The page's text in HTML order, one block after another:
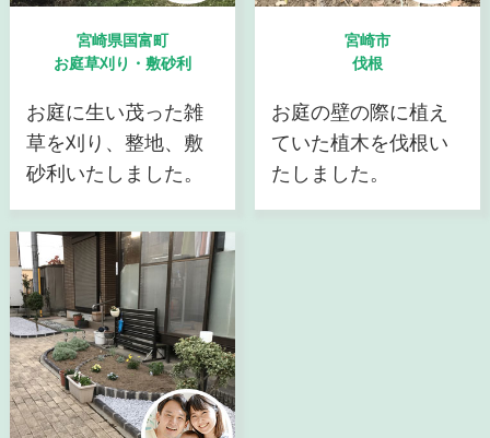
宮崎県国富町
お庭草刈り・敷砂利
お庭に生い茂った雑
草を刈り、整地、敷
砂利いたしました。
宮崎市
伐根
お庭の壁の際に植え
ていた植木を伐根い
たしました。